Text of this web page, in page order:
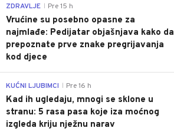
ZDRAVLJE Pre 15 h
Vrućine su posebno opasne za
najmlađe: Pedijatar objašnjava kako da
prepoznate prve znake pregrijavanja
kod djece
KUĆNI LJUBIMCI Pre 16 h
Kad ih ugledaju, mnogi se sklone u
stranu: 5 rasa pasa koje iza moćnog
izgleda kriju nježnu narav